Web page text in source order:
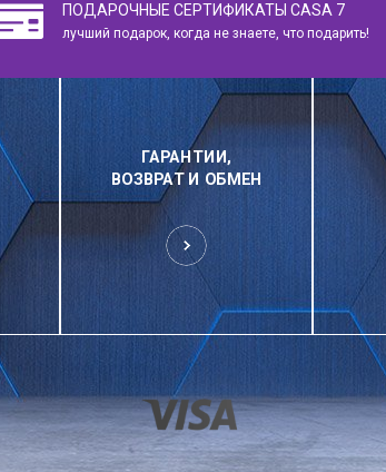
ПОДАРОЧНЫЕ СЕРТИФИКАТЫ CASA 7
лучший подарок, когда не знаете, что подарить!
ГАРАНТИИ,
ВОЗВРАТ И ОБМЕН